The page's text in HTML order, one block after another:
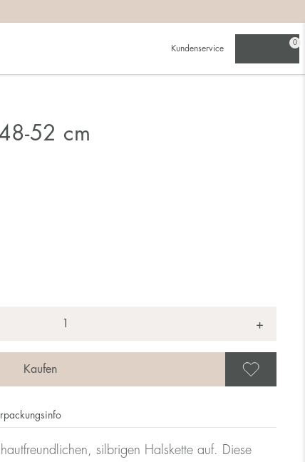
Kundenservice
0
52 cm
+
silbrigen Halskette auf. Diese